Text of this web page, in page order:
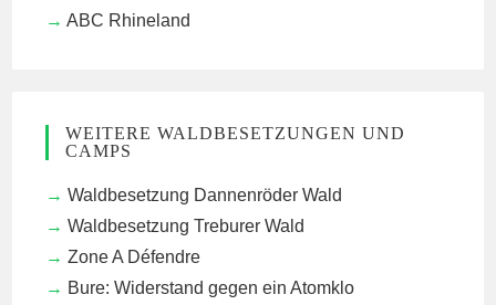
ABC Rhineland
WEITERE WALDBESETZUNGEN UND
CAMPS
Waldbesetzung Dannenröder Wald
Waldbesetzung Treburer Wald
Zone A Défendre
Bure: Widerstand gegen ein Atomklo